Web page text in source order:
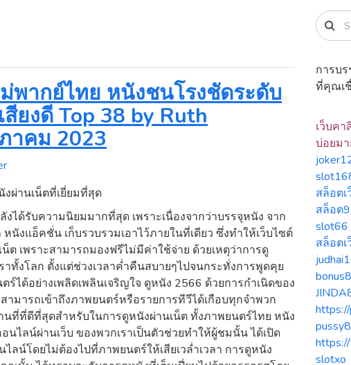
พากย์ไทย หนังชนโรงชัดระดับ
ยงดี Top 38 by Ruth
าคม 2023
ผ่านเน็ตที่เยี่ยมที่สุด
ได้รับความนิยมมากที่สุด เพราะเนื่องจากว่าบรรจุหนัง จาก
งแอ็คชั่น เก็บรวบรวมเอาไว้ภายในที่เดียว ซึ่งทำให้เว็บไซต์
ต เพราะสามารถมองฟรีไม่มีค่าใช้จ่าย ด้วยเหตุว่าการดู
ทั้งโลก ตั้งแต่ช่วงเวลาค่ำคืนสบายๆไปจนกระทั่งการพูดคุย
ได้อย่างเพลิดเพลินเจริญใจ ดูหนัง 2566 ด้วยการกำเนิดของ
มารถเข้าถึงภาพยนตร์หรือรายการทีวีได้เกือบทุกจำพวก
ที่ที่ดีที่สุดสำหรับในการดูหนังผ่านเน็ต ทั้งภาพยนตร์ไทย หนัง
นไลน์ผ่านเว็บ ของพวกเราเป็นตัวช่วยทำให้ผู้ชมนั้น ได้เปิด
น์โดยไม่ต้องไปที่ภาพยนตร์ให้เสียเวล่ำเวลา การดูหนัง
การบ
ที่คุณเ
เว็บค
บ่อยม
สล็อตเ
สล็อต
slot66
สล็อตเ
slotxo